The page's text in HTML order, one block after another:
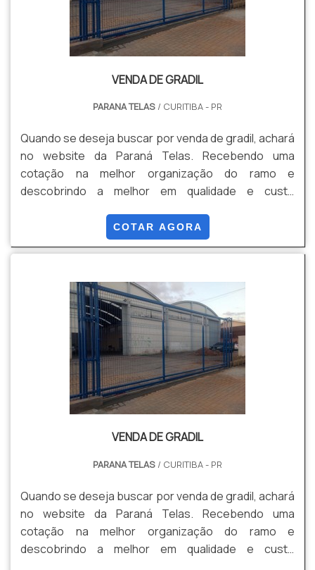
VENDA DE GRADIL
PARANA TELAS / CURITIBA - PR
Quando se deseja buscar por venda de gradil, achará
no website da Paraná Telas. Recebendo uma
cotação na melhor organização do ramo e
descobrindo a melhor em qualidade e custo
os profissionais especializados da Paraná Telas o
cliente conseguirá proteção com soluções para
necessário para a fixação deste tipo de cercamento.
MAIS INFORM...
COTAR AGORA
VENDA DE GRADIL
PARANA TELAS / CURITIBA - PR
Quando se deseja buscar por venda de gradil, achará
no website da Paraná Telas. Recebendo uma
cotação na melhor organização do ramo e
descobrindo a melhor em qualidade e custo